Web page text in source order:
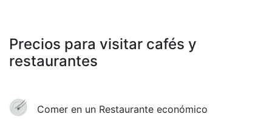
Precios para visitar cafés y
restaurantes
Comer en un Restaurante económico